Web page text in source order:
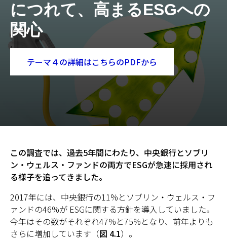
投資のヒント
会社情報
機関投資家
につれて、高まるESGへの
関心
テーマ４の詳細はこちらのPDFから
この調査では、過去5年間にわたり、中央銀行とソブリ
ン・ウェルス・ファンドの両方でESGが急速に採用され
る様子を追ってきました。
2017年には、中央銀行の11%とソブリン・ウェルス・フ
ァンドの46%が ESGに関する方針を導入していました。
今年はその数がそれぞれ47%と75%となり、前年よりも
さらに増加しています（図 4.1）。